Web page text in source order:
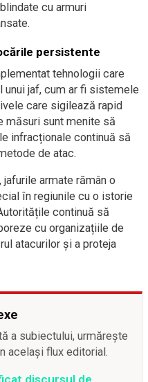
cu armuri
persistente
tehnologii care
unui jaf, cum ar fi sistemele
care sigilează rapid
măsuri sunt menite să
infracționale continuă să
de atac.
armate rămân o
în regiunile cu o istorie
continuă să
cu organizațiile de
atacurilor și a proteja
a subiectului, urmărește
același flux editorial.
discursul de